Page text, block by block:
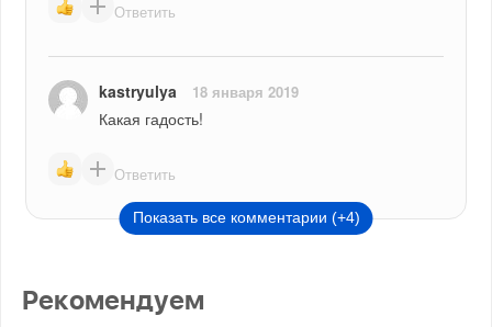
Ответить
kastryulya 18 января 2019
Какая гадость!
Ответить
Показать все комментарии (+4)
Рекомендуем